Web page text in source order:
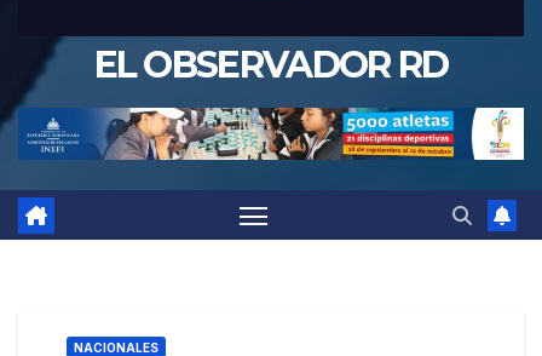
EL OBSERVADOR RD
NACIONALES